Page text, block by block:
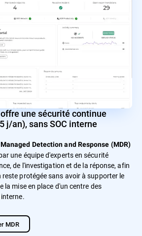
une sécurité continue
j/an), sans SOC interne
Managed Detection and Response (MDR)
une équipe d'experts en sécurité
de l'investigation et de la réponse, afin
protégée sans avoir à supporter le
la mise en place d'un centre des
MDR